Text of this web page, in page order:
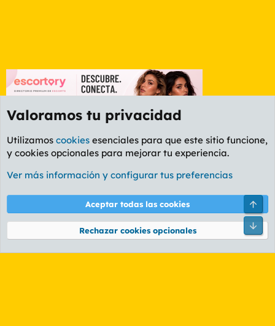
Etiquetas
Cookies
PL OLDSTYLE AMARILLO
Términos y reglas Política de privacidad Ayuda
Community platform by XenForo® © 2010-2026 XenForo Ltd.
Valoramos tu privacidad
Utilizamos cookies esenciales para que este sitio funcione,
y cookies opcionales para mejorar tu experiencia.
Ver más información y configurar tus preferencias
Aceptar todas las cookies
Rechazar cookies opcionales
Pie